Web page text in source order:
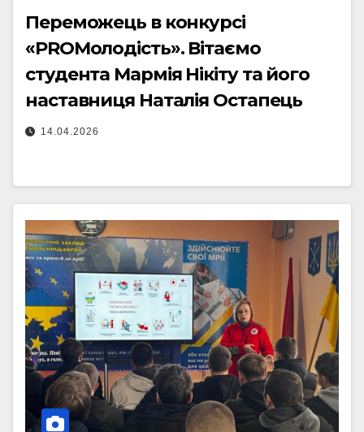
Переможець в конкурсі
«PROМолодість». Вітаємо
студента Мармія Нікіту та його
наставниця Наталія Остапець
14.04.2026